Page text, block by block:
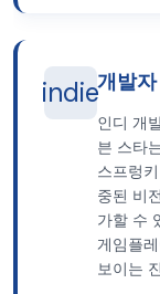
indie개발
인디 개
븐 스타
스프렁
중된 비
가할 수
게임플
보이는